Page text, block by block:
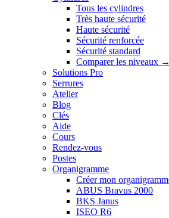
Tous les cylindres
Très haute sécurité
Haute sécurité
Sécurité renforcée
Sécurité standard
Comparer les niveaux →
Solutions Pro
Serrures
Atelier
Blog
Clés
Aide
Cours
Rendez-vous
Postes
Organigramme
Créer mon
ABUS Bravus 2000
BKS Janus
ISEO R6